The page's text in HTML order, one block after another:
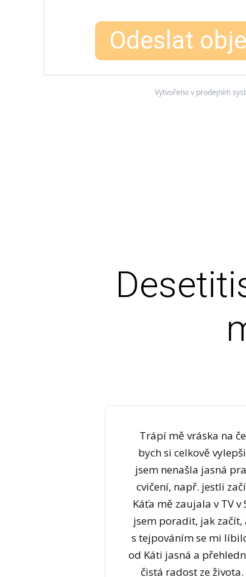
Odeslat
Vytvořeno v prodejním
Trápí mě vráska na
bych si celkově
jsem nenašla jasná
cvičení, např. jestli
Káťa mě zaujala v TV
jsem poradit, jak začít,
s tejpováním se mi
od Káti jasná a
čistá radost ze